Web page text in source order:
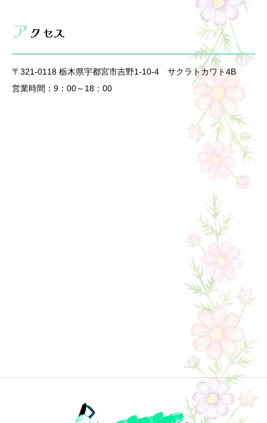
ア クセス
〒321-0118 栃木県宇都宮市吉野1-10-4 サクラトカワト4B
営業時間：9：00～18：00